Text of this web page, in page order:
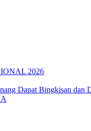
2026
Dapat Bingkisan dan